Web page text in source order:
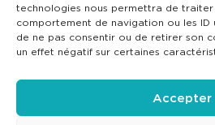
technologies nous permettra de
comportement de navigation ou les ID
de ne pas consentir ou de retirer son
un effet négatif sur certaines
Accepter